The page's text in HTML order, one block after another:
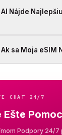
Nájde
sa Moja eSIM
CHAT 24/7
Podpory 24/7